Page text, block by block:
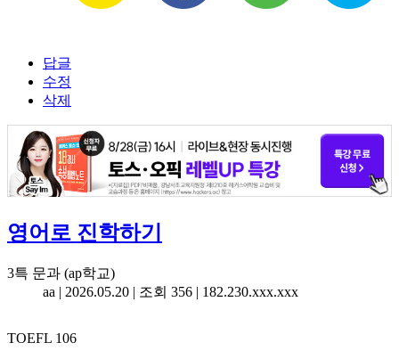
답글
수정
삭제
영어로 진학하기
3특 문과 (ap학교)
aa | 2026.05.20 | 조회 356 | 182.230.xxx.xxx
TOEFL 106